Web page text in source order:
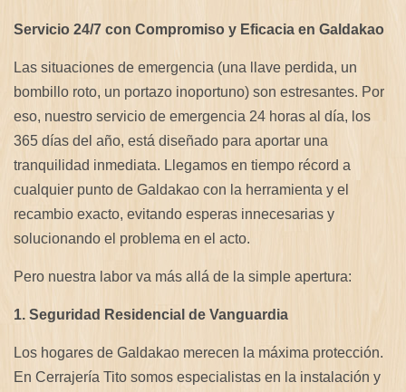
Servicio 24/7 con Compromiso y Eficacia en Galdakao
Las situaciones de emergencia (una llave perdida, un
bombillo roto, un portazo inoportuno) son estresantes. Por
eso, nuestro servicio de emergencia 24 horas al día, los
365 días del año, está diseñado para aportar una
tranquilidad inmediata. Llegamos en tiempo récord a
cualquier punto de Galdakao con la herramienta y el
recambio exacto, evitando esperas innecesarias y
solucionando el problema en el acto.
Pero nuestra labor va más allá de la simple apertura:
1. Seguridad Residencial de Vanguardia
Los hogares de Galdakao merecen la máxima protección.
En Cerrajería Tito somos especialistas en la instalación y